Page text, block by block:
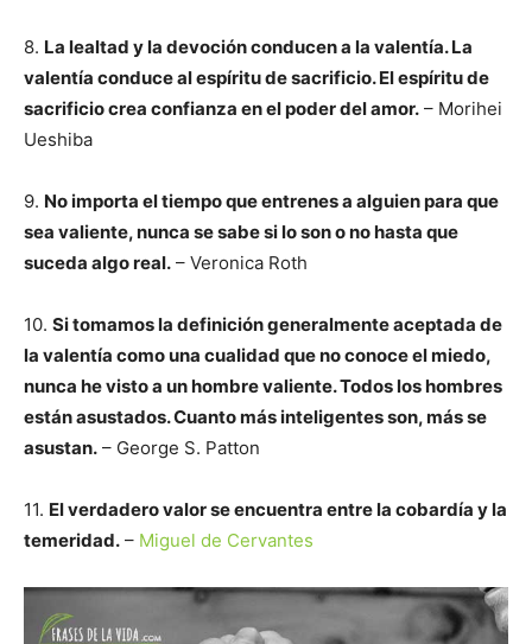
8. La lealtad y la devoción conducen a la valentía. La
valentía conduce al espíritu de sacrificio. El espíritu de
sacrificio crea confianza en el poder del amor. – Morihei
Ueshiba
9. No importa el tiempo que entrenes a alguien para que
sea valiente, nunca se sabe si lo son o no hasta que
suceda algo real. – Veronica Roth
10. Si tomamos la definición generalmente aceptada de
la valentía como una cualidad que no conoce el miedo,
nunca he visto a un hombre valiente. Todos los hombres
están asustados. Cuanto más inteligentes son, más se
asustan. – George S. Patton
11. El verdadero valor se encuentra entre la cobardía y la
temeridad. – Miguel de Cervantes